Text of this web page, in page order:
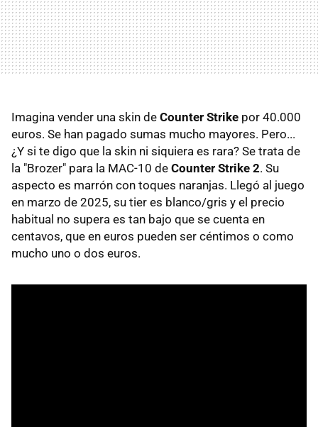
Imagina vender una skin de Counter Strike por 40.000
euros. Se han pagado sumas mucho mayores. Pero...
¿Y si te digo que la skin ni siquiera es rara? Se trata de
la "Brozer" para la MAC-10 de Counter Strike 2. Su
aspecto es marrón con toques naranjas. Llegó al juego
en marzo de 2025, su tier es blanco/gris y el precio
habitual no supera es tan bajo que se cuenta en
centavos, que en euros pueden ser céntimos o como
mucho uno o dos euros.